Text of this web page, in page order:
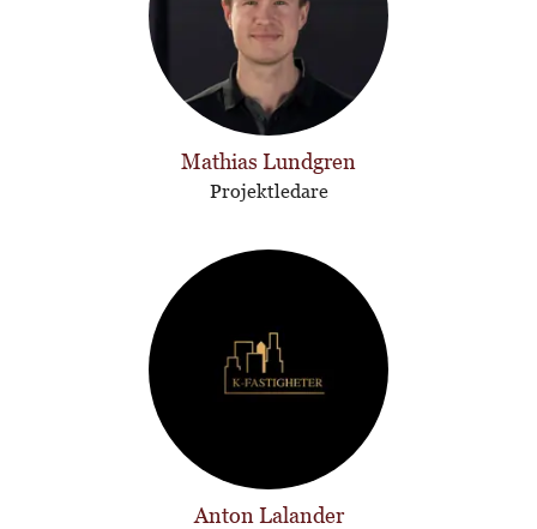
Mathias Lundgren
Projektledare
Anton Lalander